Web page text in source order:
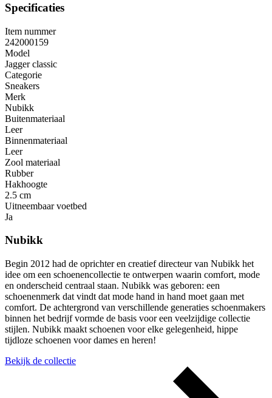
Specificaties
Item nummer
242000159
Model
Jagger classic
Categorie
Sneakers
Merk
Nubikk
Buitenmateriaal
Leer
Binnenmateriaal
Leer
Zool materiaal
Rubber
Hakhoogte
2.5 cm
Uitneembaar voetbed
Ja
Nubikk
Begin 2012 had de oprichter en creatief directeur van Nubikk het
idee om een ​​schoenencollectie te ontwerpen waarin comfort, mode
en onderscheid centraal staan. Nubikk was geboren: een
schoenenmerk dat vindt dat mode hand in hand moet gaan met
comfort. De achtergrond van verschillende generaties schoenmakers
binnen het bedrijf vormde de basis voor een veelzijdige collectie
stijlen. Nubikk maakt schoenen voor elke gelegenheid, hippe
tijdloze schoenen voor dames en heren!
Bekijk de collectie